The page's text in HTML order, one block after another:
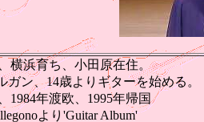
横浜育ち、小田原在住。
ガン、14歳よりギターを始める。
1984年渡欧、1995年帰国
より'Guitar Album'